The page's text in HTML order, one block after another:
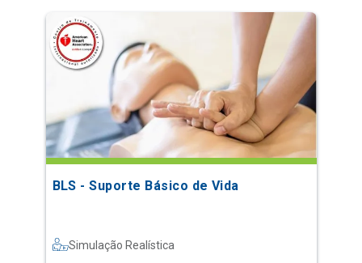
BLS - Suporte Básico de Vida
Simulação Realística